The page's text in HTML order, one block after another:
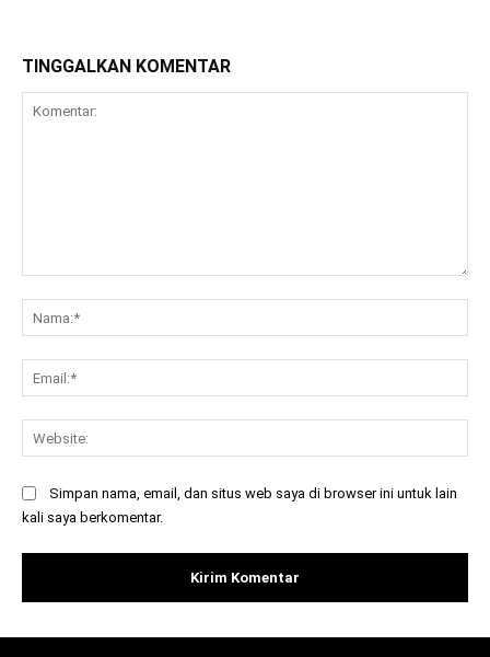
TINGGALKAN KOMENTAR
Simpan nama, email, dan situs web saya di browser ini untuk lain
kali saya berkomentar.